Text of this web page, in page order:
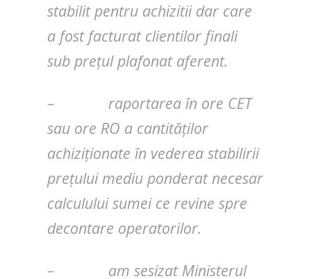
stabilit pentru achizitii dar care
a fost facturat clientilor finali
sub prețul plafonat aferent.
– raportarea în ore CET
sau ore RO a cantităților
achiziționate în vederea stabilirii
prețului mediu ponderat necesar
calculului sumei ce revine spre
decontare operatorilor.
– am sesizat Ministerul